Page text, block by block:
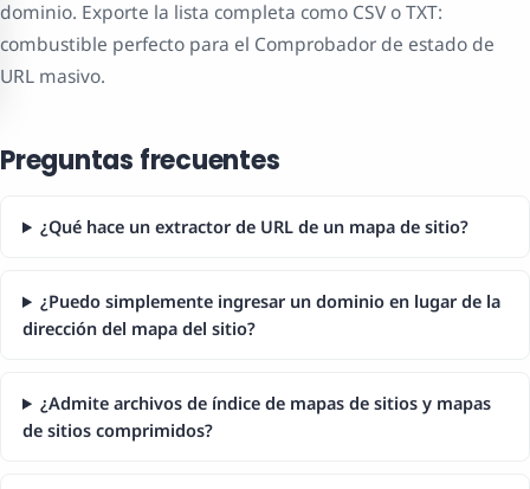
dominio. Exporte la lista completa como CSV o TXT:
combustible perfecto para el Comprobador de estado de
URL masivo.
Preguntas frecuentes
¿Qué hace un extractor de URL de un mapa de sitio?
¿Puedo simplemente ingresar un dominio en lugar de la
dirección del mapa del sitio?
¿Admite archivos de índice de mapas de sitios y mapas
de sitios comprimidos?